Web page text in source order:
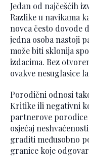
Jedan od najčešćih
Razlike u navikama
novca često dovode
jedna osoba nastoji
može biti sklonija
izdacima. Bez
ovakve nesuglasice
Porodični odnosi
Kritike ili negativni
partnerove
osjećaj
graditi međusobno
granice koje